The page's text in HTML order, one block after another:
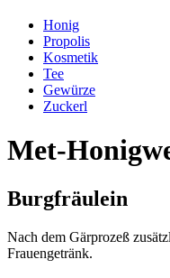
Honig
Propolis
Kosmetik
Tee
Gewürze
Zuckerl
Met-
Burgfräulein
Nach dem Gärprozeß
Frauengetränk.